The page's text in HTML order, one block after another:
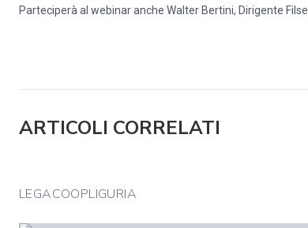
Parteciperà al webinar anche Walter Bertini, Dirigente Filse.
ARTICOLI CORRELATI
LEGACOOPLIGURIA